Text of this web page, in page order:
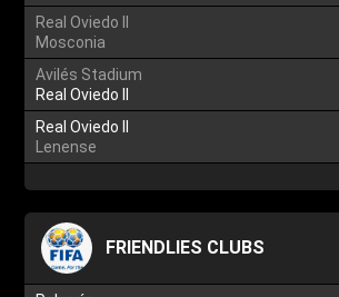
Real Oviedo II
Mosconia
Avilés Stadium
Real Oviedo II
Real Oviedo II
Lenense
FRIENDLIES CLUBS